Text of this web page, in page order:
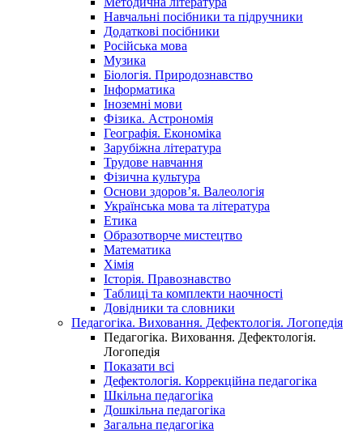
Навчальні посібники та підручники
Додаткові посібники
Російська мова
Музика
Біологія. Природознавство
Інформатика
Іноземні мови
Фізика. Астрономія
Географія. Економіка
Зарубіжна література
Трудове навчання
Фізична культура
Основи здоров’я. Валеологія
Українська мова та література
Етика
Образотворче мистецтво
Математика
Хімія
Історія. Правознавство
Таблиці та комплекти наочності
Довідники та словники
Педагогіка. Виховання. Дефектологія. Логопедія
Педагогіка. Виховання. Дефектологія.
Логопедія
Показати всі
Дефектологія. Коррекційна педагогіка
Шкільна педагогіка
Дошкільна педагогіка
Загальна педагогіка